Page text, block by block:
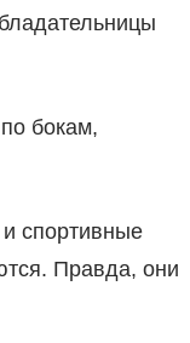
бокам,
и спортивные
Правда, они